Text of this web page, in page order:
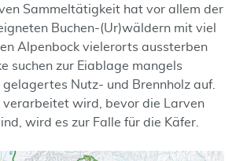
Sammeltätigkeit hat vor allem der
Buchen-(Ur)wäldern mit viel
Alpenbock vielerorts aussterben
suchen zur Eiablage mangels
Nutz- und Brennholz auf.
verarbeitet wird, bevor die Larven
wird es zur Falle für die Käfer.